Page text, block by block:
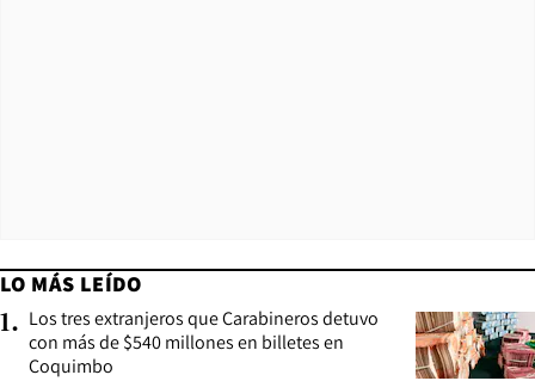
LO MÁS LEÍDO
1. Los tres extranjeros que Carabineros detuvo
con más de $540 millones en billetes en
Coquimbo